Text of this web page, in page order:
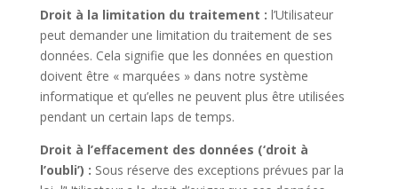
Droit à la limitation du traitement : l’Utilisateur
peut demander une limitation du traitement de ses
données. Cela signifie que les données en question
doivent être « marquées » dans notre système
informatique et qu’elles ne peuvent plus être utilisées
pendant un certain laps de temps.
Droit à l’effacement des données (‘droit à
l’oubli’) : Sous réserve des exceptions prévues par la